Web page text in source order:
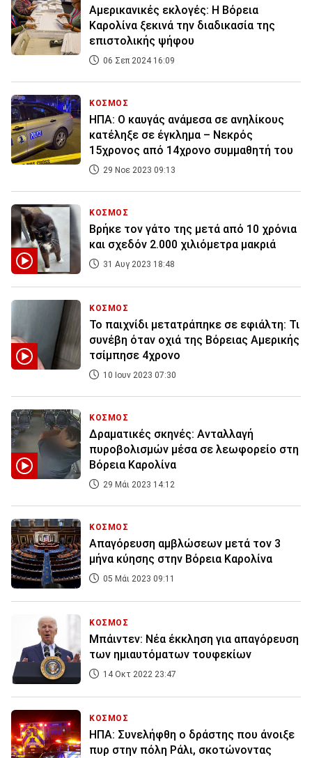
Αμερικανικές εκλογές: Η Βόρεια
Καρολίνα ξεκινά την διαδικασία της
επιστολικής ψήφου
06 Σεπ 2024 16:09
ΚΟΣΜΟΣ
ΗΠΑ: Ο καυγάς ανάμεσα σε ανηλίκους
κατέληξε σε έγκλημα – Νεκρός
15χρονος από 14χρονο συμμαθητή του
29 Νοε 2023 09:13
ΚΟΣΜΟΣ
Βρήκε τον γάτο της μετά από 10 χρόνια
και σχεδόν 2.000 χιλιόμετρα μακριά
31 Αυγ 2023 18:48
ΚΟΣΜΟΣ
Το παιχνίδι μετατράπηκε σε εφιάλτη: Τι
συνέβη όταν οχιά της Βόρειας Αμερικής
τσίμπησε 4χρονο
10 Ιουν 2023 07:30
ΚΟΣΜΟΣ
Δραματικές σκηνές: Ανταλλαγή
πυροβολισμών μέσα σε λεωφορείο στη
Βόρεια Καρολίνα
29 Μάι 2023 14:12
ΚΟΣΜΟΣ
Απαγόρευση αμβλώσεων μετά τον 3
μήνα κύησης στην Βόρεια Καρολίνα
05 Μάι 2023 09:11
ΚΟΣΜΟΣ
Μπάιντεν: Νέα έκκληση για απαγόρευση
των ημιαυτόματων τουφεκίων
14 Οκτ 2022 23:47
ΚΟΣΜΟΣ
ΗΠΑ: Συνελήφθη ο δράστης που άνοιξε
πυρ στην πόλη Ράλι, σκοτώνοντας